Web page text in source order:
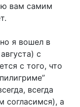
вам самим
я вошел в
с
с того, что
всегда
согласимся), а